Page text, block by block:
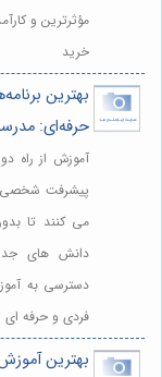
مؤثرترین و
خرید
بهترین
حرفه‌ای:
آموزش از راه
پیشرفت شخصی
می کنند تا
دانش های
دسترسی به
فردی و حرفه
بهترین